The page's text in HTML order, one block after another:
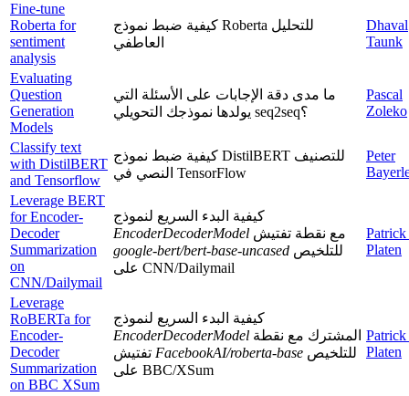
Fine-tune
Roberta for
sentiment
analysis
كيفية ضبط نموذج Roberta للتحليل
العاطفي
Dhaval
Taunk
Evaluating
Question
Generation
Models
ما مدى دقة الإجابات على الأسئلة التي
يولدها نموذجك التحويلي seq2seq؟
Pascal
Zoleko
Classify text
with DistilBERT
and Tensorflow
كيفية ضبط نموذج DistilBERT للتصنيف
النصي في TensorFlow
Peter
Leverage BERT
for Encoder-
Decoder
Summarization
on
CNN/Dailymail
كيفية البدء السريع لنموذج
EncoderDecoderModel مع نقطة تفتيش
google-bert/bert-base-uncased
على CNN/Dailymail
Platen
Leverage
RoBERTa for
Encoder-
Decoder
Summarization
on BBC XSum
كيفية البدء السريع لنموذج
EncoderDecoderModel
FacebookAI/roberta-base
على BBC/XSum
Platen